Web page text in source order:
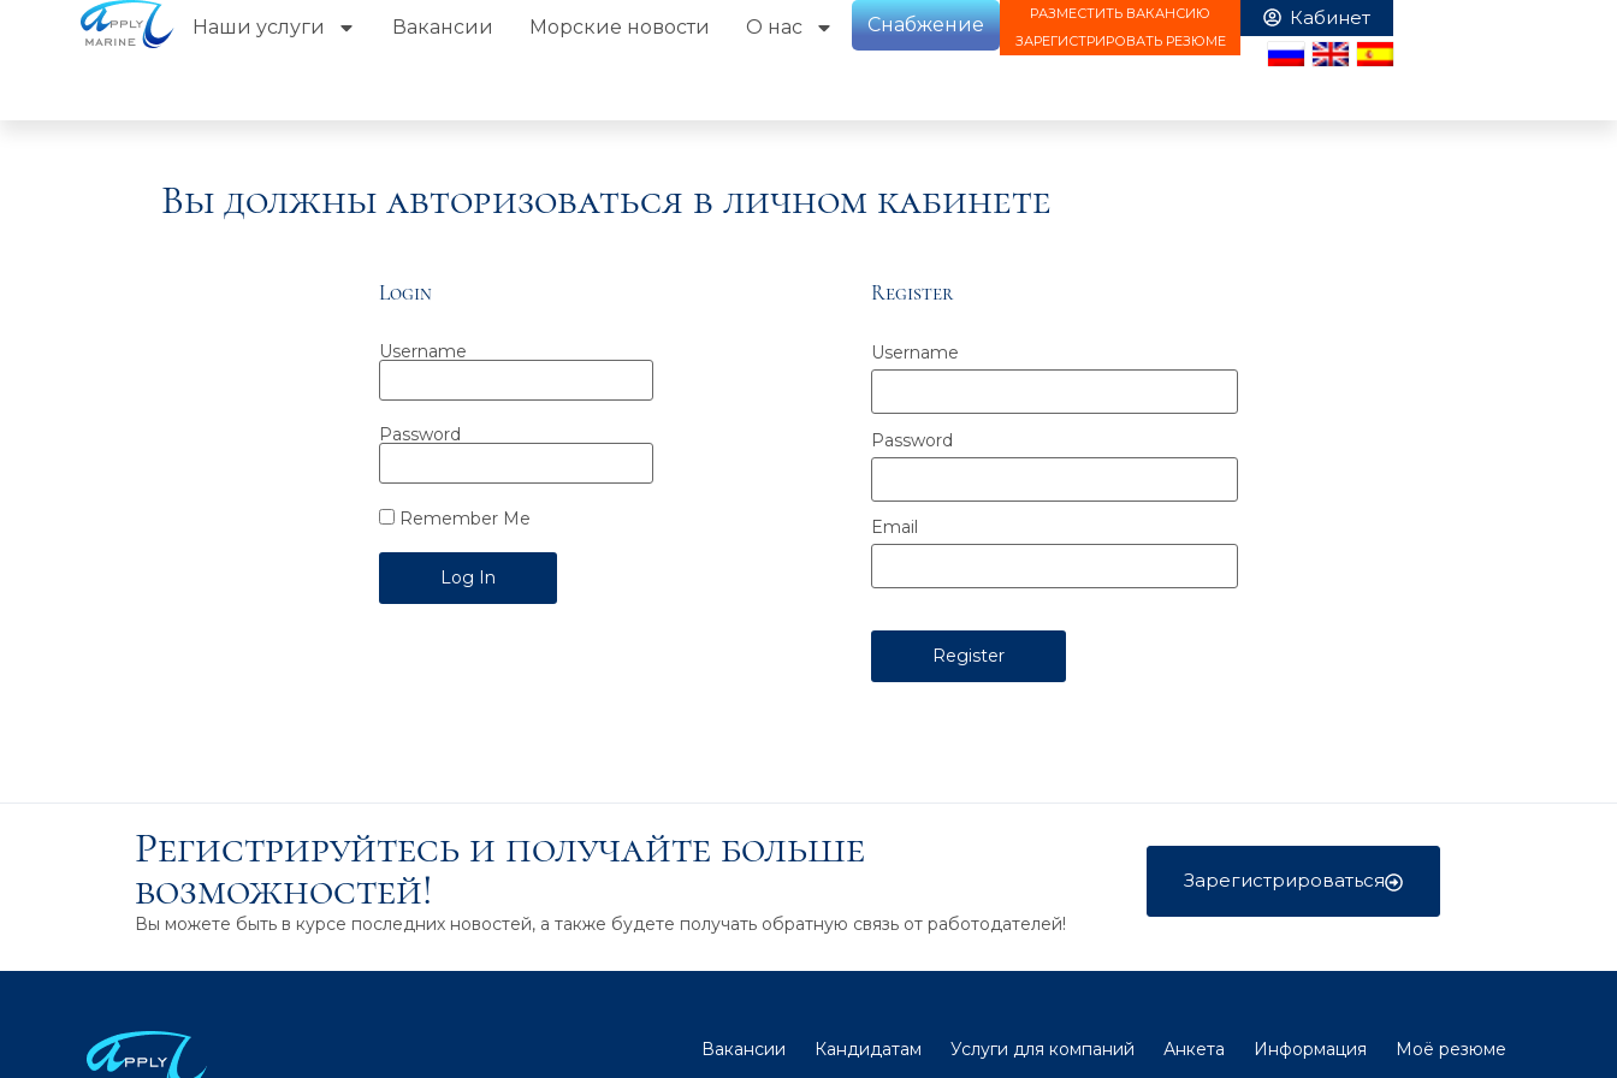
Наши услуги Вакансии Морские новости О нас Снабжение
РАЗМЕСТИТЬ ВАКАНСИЮ
ЗАРЕГИСТРИРОВАТЬ РЕЗЮМЕ
Вы должны авторизоваться в личном кабинете
Login
Username
Password
Remember Me
Register
Username
Password
Email
Регистрируйтесь и получайте больше
возможностей!
Вы можете быть в курсе последних новостей, а также будете получать обратную связь от работодателей!
Зарегистрироваться
Вакансии Кандидатам Услуги для компаний Анкета Информация
Моё резюме